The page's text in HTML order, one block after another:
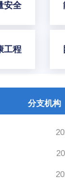
安全
工程
分支机构